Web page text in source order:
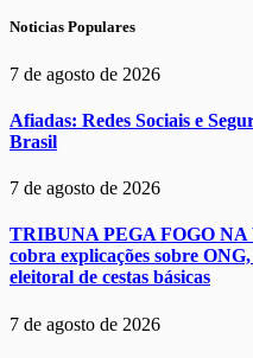
Noticias Populares
7 de agosto de 2026
Afiadas: Redes Sociais e
Brasil
7 de agosto de 2026
TRIBUNA PEGA FOGO
cobra explicações sobre
eleitoral de cestas básicas
7 de agosto de 2026